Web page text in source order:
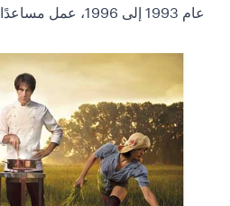
عام 1993 إلى 1996، عمل مساعدًا لآني لايبوفيتز.